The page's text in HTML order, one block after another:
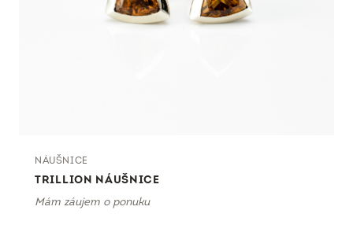
NÁUŠNICE
TRILLION NÁUŠNICE
Mám záujem o ponuku